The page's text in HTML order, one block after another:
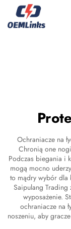
Ochraniacze na
Chronią one
Podczas biegania i
mogą mocno
to mądry wybór dla
Saipulang Trading
wyposażenie.
ochraniacze na
noszeniu, aby